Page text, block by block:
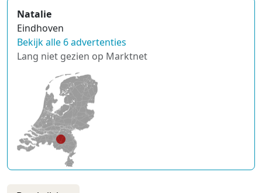
Natalie
Eindhoven
Bekijk alle 6 advertenties
Lang niet gezien op Marktnet